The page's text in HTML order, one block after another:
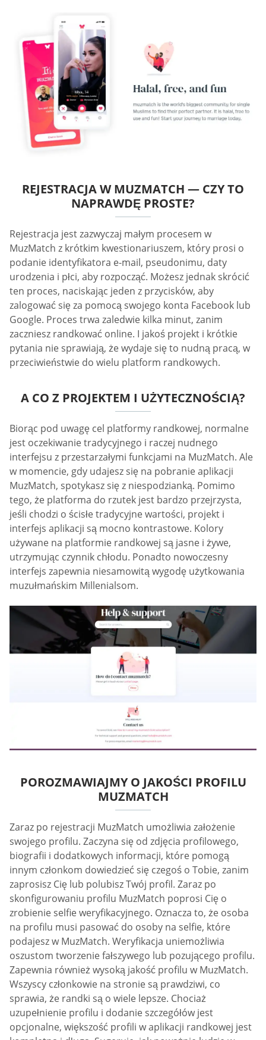
REJESTRACJA W MUZMATCH — CZY TO
NAPRAWDĘ PROSTE?
Rejestracja jest zazwyczaj małym procesem w
MuzMatch z krótkim kwestionariuszem, który prosi o
podanie identyfikatora e-mail, pseudonimu, daty
urodzenia i płci, aby rozpocząć. Możesz jednak skrócić
ten proces, naciskając jeden z przycisków, aby
zalogować się za pomocą swojego konta Facebook lub
Google. Proces trwa zaledwie kilka minut, zanim
zaczniesz randkować online. I jakoś projekt i krótkie
pytania nie sprawiają, że wydaje się to nudną pracą, w
przeciwieństwie do wielu platform randkowych.
A CO Z PROJEKTEM I UŻYTECZNOŚCIĄ?
Biorąc pod uwagę cel platformy randkowej, normalne
jest oczekiwanie tradycyjnego i raczej nudnego
interfejsu z przestarzałymi funkcjami na MuzMatch. Ale
w momencie, gdy udajesz się na pobranie aplikacji
MuzMatch, spotykasz się z niespodzianką. Pomimo
tego, że platforma do rzutek jest bardzo przejrzysta,
jeśli chodzi o ścisłe tradycyjne wartości, projekt i
interfejs aplikacji są mocno kontrastowe. Kolory
używane na platformie randkowej są jasne i żywe,
utrzymując czynnik chłodu. Ponadto nowoczesny
interfejs zapewnia niesamowitą wygodę użytkowania
muzułmańskim Millenialsom.
POROZMAWIAJMY O JAKOŚCI PROFILU
MUZMATCH
Zaraz po rejestracji MuzMatch umożliwia założenie
swojego profilu. Zaczyna się od zdjęcia profilowego,
biografii i dodatkowych informacji, które pomogą
innym członkom dowiedzieć się czegoś o Tobie, zanim
zaprosisz Cię lub polubisz Twój profil. Zaraz po
skonfigurowaniu profilu MuzMatch poprosi Cię o
zrobienie selfie weryfikacyjnego. Oznacza to, że osoba
na profilu musi pasować do osoby na selfie, które
podajesz w MuzMatch. Weryfikacja uniemożliwia
oszustom tworzenie fałszywego lub pozującego profilu.
Zapewnia również wysoką jakość profilu w MuzMatch.
Wszyscy członkowie na stronie są prawdziwi, co
sprawia, że randki są o wiele lepsze. Chociaż
uzupełnienie profilu i dodanie szczegółów jest
opcjonalne, większość profili w aplikacji randkowej jest